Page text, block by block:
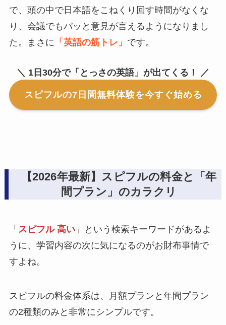
で、頭の中で日本語をこねくり回す時間がなくな
り、会議でもパッと意見が言えるようになりまし
た。まさに 「英語の筋トレ」 です。
＼ 1日30分で「とっさの英語」が出てくる！ ／
スピフルの7日間無料体験を今すぐ始める
【2026年最新】スピフルの料金と「年
間プラン」のカラクリ
「 スピフル 高い」という検索キーワードがあるよ
うに、学習内容の次に気になるのがお財布事情で
すよね。
スピフルの料金体系は、月額プランと年間プラン
の2種類のみと非常にシンプルです。